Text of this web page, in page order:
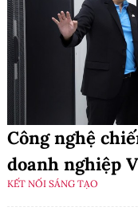
Công nghệ
doanh nghiệp
KẾT NỐI SÁNG TẠO